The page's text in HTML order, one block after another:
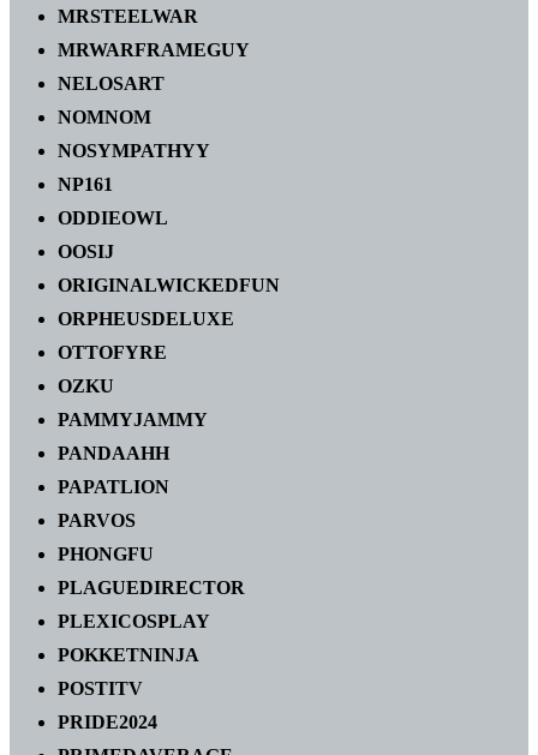
MRSTEELWAR
MRWARFRAMEGUY
NELOSART
NOMNOM
NOSYMPATHYY
NP161
ODDIEOWL
OOSIJ
ORIGINALWICKEDFUN
ORPHEUSDELUXE
OTTOFYRE
OZKU
PAMMYJAMMY
PANDAAHH
PAPATLION
PARVOS
PHONGFU
PLAGUEDIRECTOR
PLEXICOSPLAY
POKKETNINJA
POSTITV
PRIDE2024